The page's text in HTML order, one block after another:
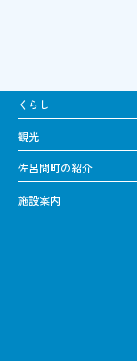
くらし
観光
佐呂間町の紹介
施設案内